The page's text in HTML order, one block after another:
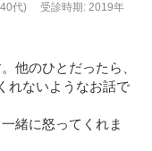
代) 受診時期: 2019年
他のひとだったら、
れないようなお話で
緒に怒ってくれま